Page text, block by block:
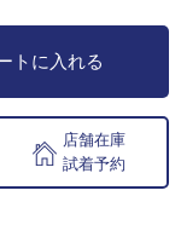
トに入れる
店舗在庫
試着予約